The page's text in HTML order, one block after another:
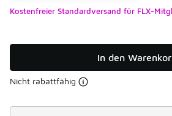
Kostenfreier Standardversand für FLX-
In den
Nicht rabattfähig